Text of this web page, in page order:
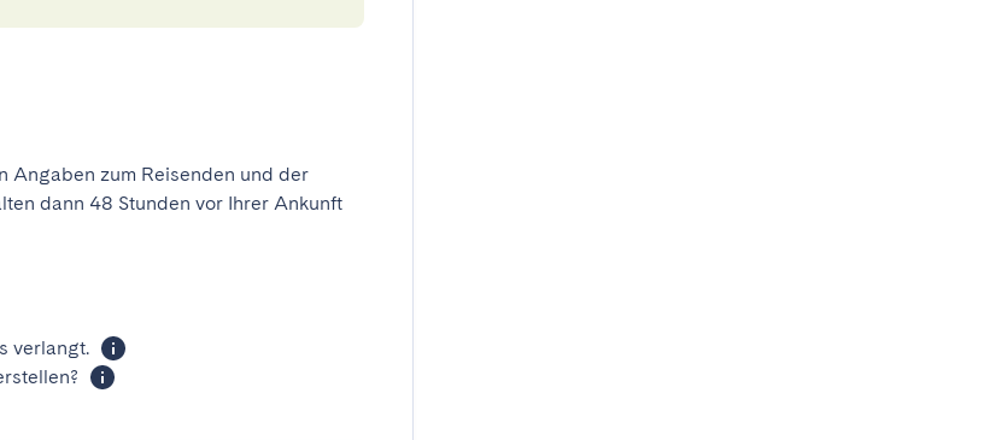
Angaben zum Reisenden und der
dann 48 Stunden vor Ihrer Ankunft
verlangt.